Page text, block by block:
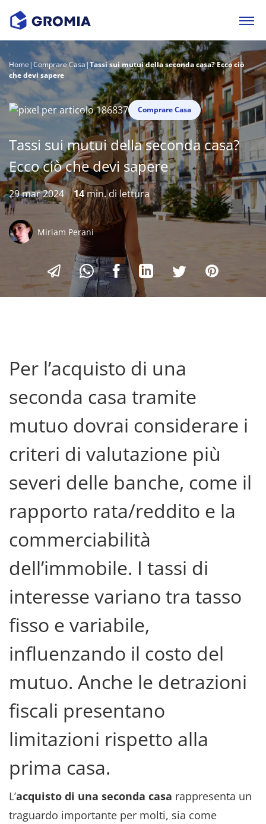
Home |Comprare Casa|Tassi sui mutui della seconda casa? Ecco ciò
che devi sapere
Comprare Casa
Tassi sui mutui della seconda casa?
Ecco ciò che devi sapere
29 mar 2024 14min. di lettura
Miriam Perani
Per l’acquisto di una
seconda casa tramite
mutuo dovrai considerare i
criteri di valutazione più
severi delle banche, come il
rapporto rata/reddito e la
commerciabilità
dell’immobile. I tassi di
interesse variano tra tasso
fisso e variabile,
influenzando il costo del
mutuo. Anche le detrazioni
fiscali presentano
limitazioni rispetto alla
prima casa.
L’acquisto di una seconda casa rappresenta un
traguardo importante per molti, sia come